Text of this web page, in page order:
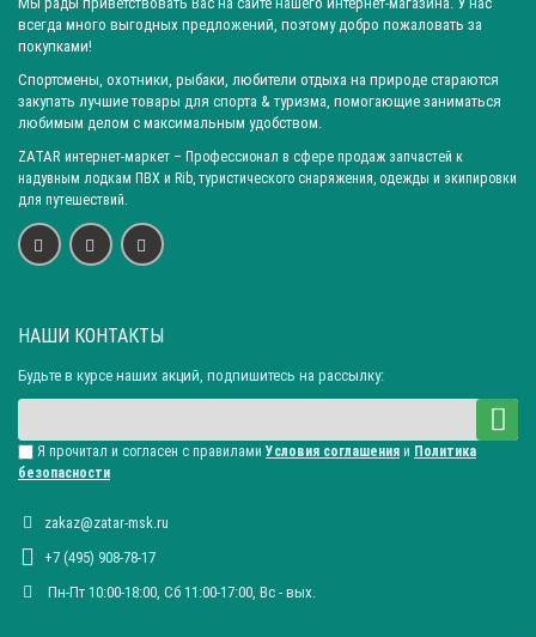
всегда много выгодных предложений, поэтому добро пожаловать за
покупками!
Спортсмены, охотники, рыбаки, любители отдыха на природе стараются
закупать лучшие товары для спорта & туризма, помогающие заниматься
любимым делом с максимальным удобством.
ZATAR интернет-маркет – Профессионал в сфере продаж запчастей к
надувным лодкам ПВХ и Rib, туристического снаряжения, одежды и экипировки
для путешествий.
НАШИ КОНТАКТЫ
Будьте в курсе наших акций, подпишитесь на рассылку:
Я прочитал и согласен с правилами Условия соглашения и Политика
безопасности
zakaz@zatar-msk.ru
+7 (495) 908-78-17
Пн-Пт 10:00-18:00, Сб 11:00-17:00, Вc - вых.